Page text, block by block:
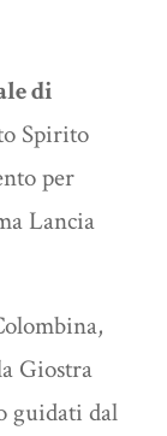
di
Spirito
per
Lancia
Giostra
guidati dal